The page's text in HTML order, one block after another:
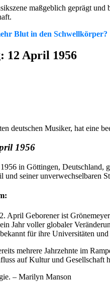
maßgeblich geprägt
Blut in den Schwellkörper?
12 April 1956
deutschen Musiker, hat eine
1956
in Göttingen, Deutschland,
seiner unverwechselbaren
April Geborener ist
Jahr voller globaler
für ihre Universitäten
mehrere Jahrzehnte im
auf Kultur und Gesellschaft
– Marilyn Manson